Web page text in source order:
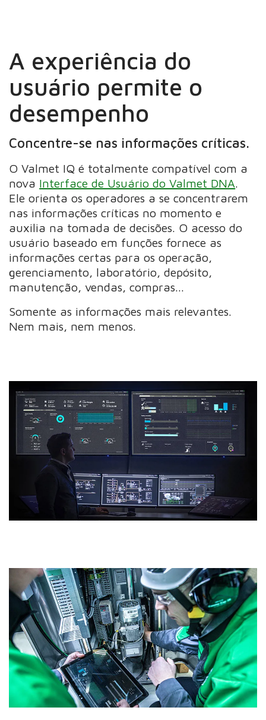
A experiência do
usuário permite o
desempenho
Concentre-se nas informações críticas.
O Valmet IQ é totalmente compatível com a
nova Interface de Usuário do Valmet DNA.
Ele orienta os operadores a se concentrarem
nas informações críticas no momento e
auxilia na tomada de decisões. O acesso do
usuário baseado em funções fornece as
informações certas para os operação,
gerenciamento, laboratório, depósito,
manutenção, vendas, compras...
Somente as informações mais relevantes.
Nem mais, nem menos.